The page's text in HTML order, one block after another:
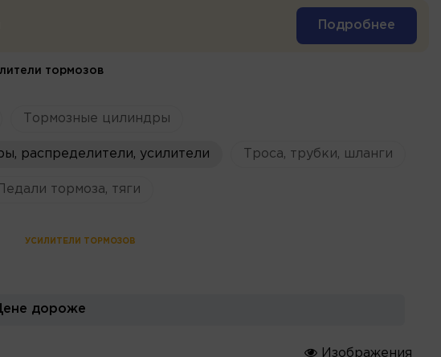
Подробнее
тормозов
Тормозные цилиндры
распределители, усилители Троса, трубки, шланги
Педали тормоза, тяги
УСИЛИТЕЛИ ТОРМОЗОВ
дороже
Изображения